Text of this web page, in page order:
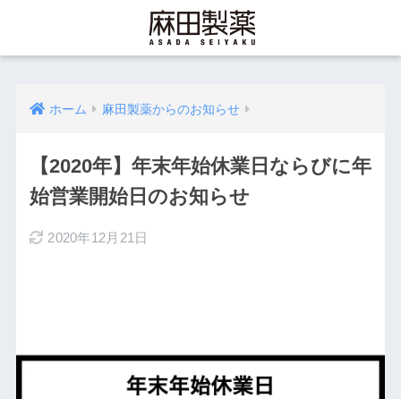
ホーム 麻田製薬からのお知らせ
【2020年】年末年始休業日ならびに年
始営業開始日のお知らせ
2020年12月21日